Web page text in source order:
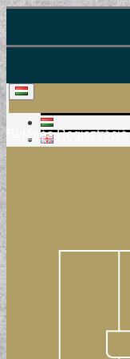
Belépés Regisztráció